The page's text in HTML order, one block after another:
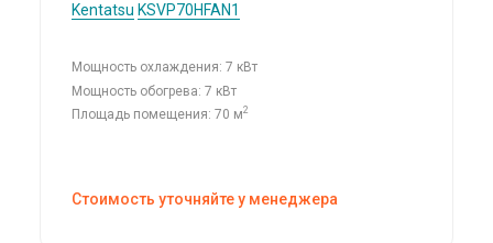
Kentatsu KSVP70HFAN1
Мощность охлаждения: 7 кВт
Мощность обогрева: 7 кВт
Площадь помещения: 70 м2
Стоимость уточняйте у менеджера